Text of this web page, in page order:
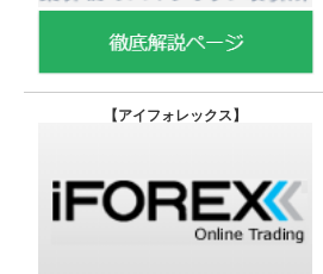
【アイフォレックス】